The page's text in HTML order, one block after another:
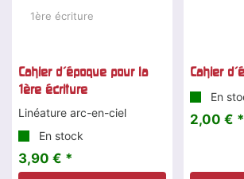
Cahier d'époque pour la
1ère écriture
Linéature arc-en-ciel
En stock
3,90 € *
Cahier
En
2,00 € *